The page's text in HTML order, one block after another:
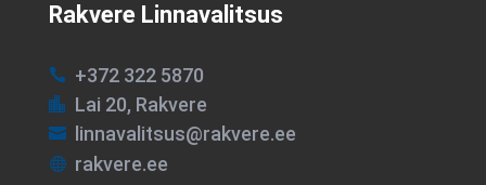
Rakvere Linnavalitsus
 +372 322 5870
 Lai 20, Rakvere
 linnavalitsus@rakvere.ee
 rakvere.ee